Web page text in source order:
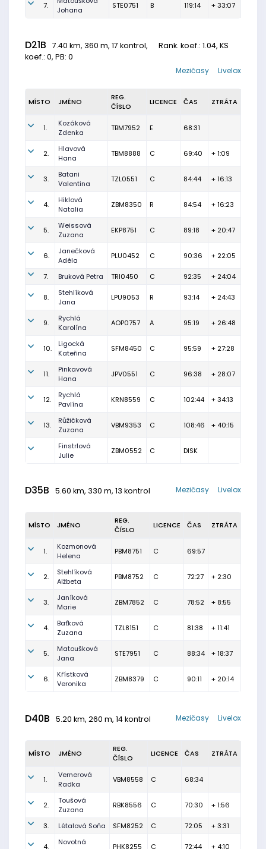
7.
Johana
STE0751 B 119:14 + 33:07
D21B 7.40 km, 360 m, 17 kontrol, Rank. koef.: 1.04, KS
koef.: 0, PB: 0
Livelox
Mezičasy
MÍSTO JMÉNO
REG.
ČÍSLO
LICENCE ČAS ZTRÁTA
1.
Kozáková
Zdenka
TBM7952 E 68:31
2.
Hlavová
Hana
TBM8888 C 69:40 + 1:09
3.
Batani
Valentina
TZL0551 C 84:44 + 16:13
4.
Hiklová
Natalia
ZBM8350 R 84:54 + 16:23
5.
Weissová
Zuzana
EKP8751 C 89:18 + 20:47
6.
Janečková
Adéla
PLU0452 C 90:36 + 22:05
7. Bruková Petra TRI0450 C 92:35 + 24:04
8.
Stehlíková
Jana
LPU9053 R 93:14 + 24:43
9.
Rychlá
Karolína
AOP0757 A 95:19 + 26:48
10.
Ligocká
Kateřina
SFM8450 C 95:59 + 27:28
11.
Pinkavová
Hana
JPV0551 C 96:38 + 28:07
12.
Rychlá
Pavlína
KRN8559 C 102:44 + 34:13
13.
Růžičková
Zuzana
VBM9353 C 108:46 + 40:15
Finstrlová
Julie
ZBM0552 C DISK
D35B 5.60 km, 330 m, 13 kontrol Livelox
Mezičasy
MÍSTO JMÉNO
REG.
ČÍSLO
LICENCE ČAS ZTRÁTA
1.
Kozmonová
Helena
PBM8751 C 69:57
2.
Stehlíková
Alžbeta
PBM8752 C 72:27 + 2:30
3.
Janíková
Marie
ZBM7852 C 78:52 + 8:55
4.
Baťková
Zuzana
TZL8151 C 81:38 + 11:41
5.
Matoušková
Jana
STE7951 C 88:34 + 18:37
6.
Křístková
Veronika
ZBM8379 C 90:11 + 20:14
D40B 5.20 km, 260 m, 14 kontrol Livelox
Mezičasy
MÍSTO JMÉNO
REG.
ČÍSLO
LICENCE ČAS ZTRÁTA
1.
Vernerová
Radka
VBM8558 C 68:34
2.
Toušová
Zuzana
RBK8556 C 70:30 + 1:56
3. Létalová Soňa SFM8252 C 72:05 + 3:31
4.
Novotná
PHK8255 C 72:44 + 4:10